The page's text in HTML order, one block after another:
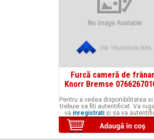
Furcă cameră de
Knorr Bremse
Pentru a vedea disponibilitatea si
trebuie sa fiti autentificat. Va
va inregistrati si sa va